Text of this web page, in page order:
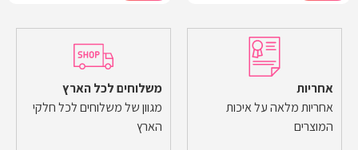
אחריות
אחריות מלאה על איכות
המוצרים
משלוחים לכל הארץ
מגוון של משלוחים לכל חלקי
הארץ